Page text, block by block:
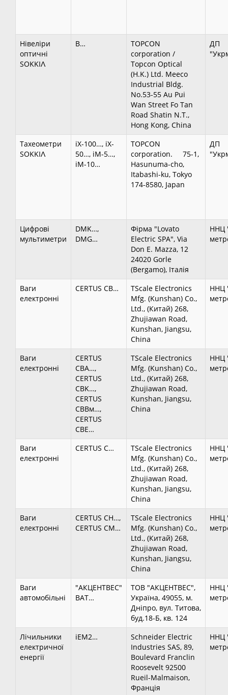
Нівеліри
оптичні
SOKKІɅ
В…
TOPCON
corporation /
Topcon Optical
(H.K.) Ltd. Meeco
Industrial Bldg.
No.53-55 Au Pui
Wan Street Fo Tan
Road Shatin N.T.,
Hong Kong, China
ДП
Тахеометри
SOKKІɅ
iX-100…, iX-
50…, iM-5…,
iM-10…
TOPCON
corporation. 75-1,
Hasunuma-cho,
Itabashi-ku, Tokyo
174-8580, Japan
ДП
Цифрові
мультиметри
DMK…,
DMG…
Фірма "Lovato
Electric SPA", Via
Don E. Mazza, 12
24020 Gorle
(Bergamo), Італія
ННЦ
Ваги
електронні
CERTUS CB…
TScale Electronics
Mfg. (Kunshan) Co.,
Ltd., (Китай) 268,
Zhujiawan Road,
Kunshan, Jiangsu,
China
ННЦ
Ваги
електронні
CERTUS
CBA…,
CERTUS
CBK…,
CERTUS
CBBм…,
CERTUS
CBE…
TScale Electronics
Mfg. (Kunshan) Co.,
Ltd., (Китай) 268,
Zhujiawan Road,
Kunshan, Jiangsu,
China
ННЦ
Ваги
електронні
CERTUS C…
TScale Electronics
Mfg. (Kunshan) Co.,
Ltd., (Китай) 268,
Zhujiawan Road,
Kunshan, Jiangsu,
China
ННЦ
Ваги
електронні
CERTUS CH…,
CERTUS CM…
TScale Electronics
Mfg. (Kunshan) Co.,
Ltd., (Китай) 268,
Zhujiawan Road,
Kunshan, Jiangsu,
China
ННЦ
Ваги
автомобільні
"АКЦЕНТВЕС"
ВАТ…
ТОВ "АКЦЕНТВЕС",
Україна, 49055, м.
Дніпро, вул. Титова,
буд.18-Б, кв. 124
ННЦ
Лічильники
електричної
енергії
іЕМ2…
Schneider Electric
Industries SAS, 89,
Boulevard Franclin
Roosevelt 92500
Rueil-Malmaison,
Франція
ННЦ